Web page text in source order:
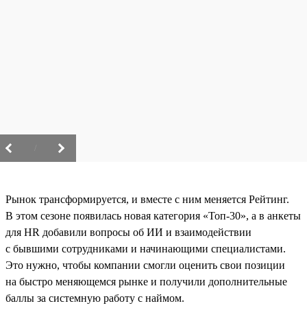
Рынок трансформируется, и вместе с ним меняется Рейтинг.
В этом сезоне появилась новая категория «Топ-30», а в анкеты
для HR добавили вопросы об ИИ и взаимодействии
с бывшими сотрудниками и начинающими специалистами.
Это нужно, чтобы компании смогли оценить свои позиции
на быстро меняющемся рынке и получили дополнительные
баллы за системную работу с наймом.